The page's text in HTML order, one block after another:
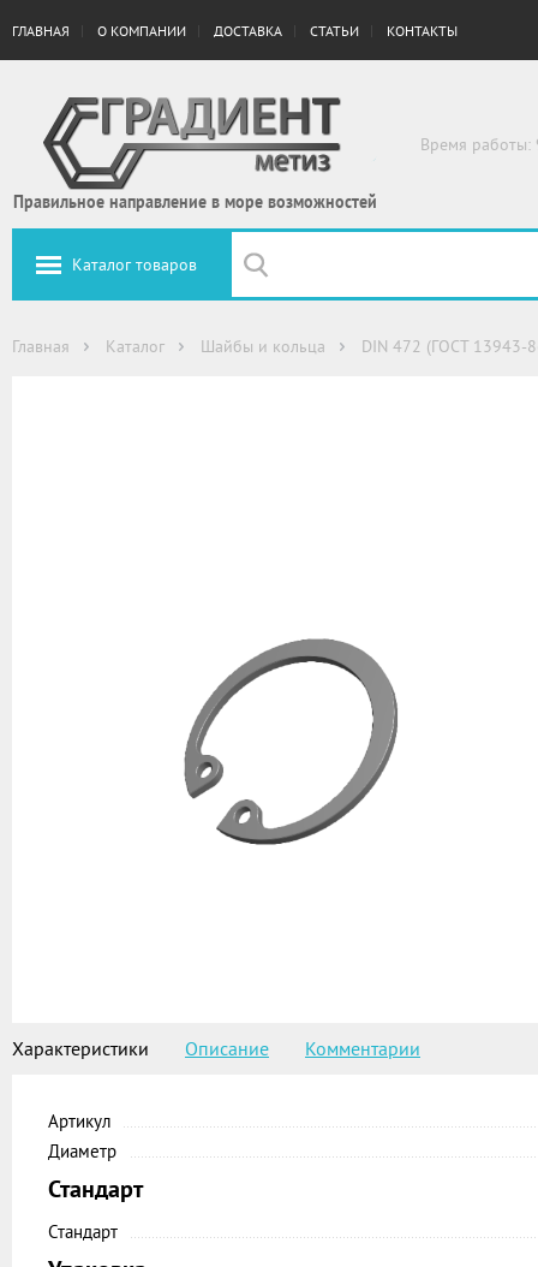
ГЛАВНАЯ О КОМПАНИИ ДОСТАВКА СТАТЬИ КОНТАКТЫ
Правильное направление в море возможностей
Время работы:
Каталог товаров
Главная Каталог Шайбы и кольца DIN 472 (ГОСТ 13943-
Характеристики Описание Комментарии
Артикул
Диаметр
Стандарт
Стандарт